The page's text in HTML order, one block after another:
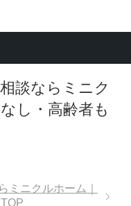
談ならミニク
し・高齢者も
ミニクルホーム｜
TOP